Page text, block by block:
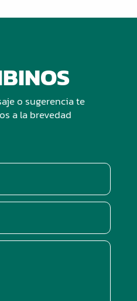
o sugerencia te
a la brevedad